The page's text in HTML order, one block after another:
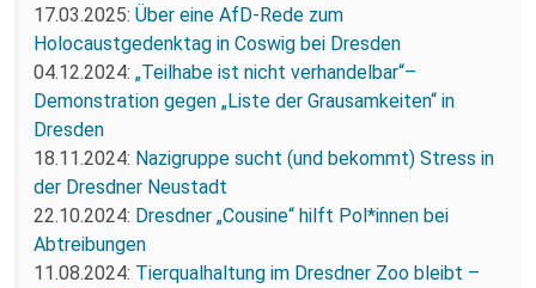
17.03.2025: Über eine AfD-Rede zum
Holocaustgedenktag in Coswig bei Dresden
04.12.2024: „Teilhabe ist nicht verhandelbar“–
Demonstration gegen „Liste der Grausamkeiten“ in
Dresden
18.11.2024: Nazigruppe sucht (und bekommt) Stress in
der Dresdner Neustadt
22.10.2024: Dresdner „Cousine“ hilft Pol*innen bei
Abtreibungen
11.08.2024: Tierqualhaltung im Dresdner Zoo bleibt –